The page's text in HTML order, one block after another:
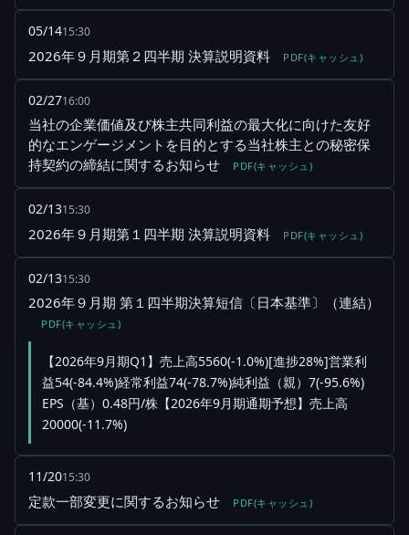
05/1415:30
2026年９月期第２四半期 決算説明資料 PDF(キャッシュ)
02/2716:00
当社の企業価値及び株主共同利益の最大化に向けた友好
的なエンゲージメントを目的とする当社株主との秘密保
持契約の締結に関するお知らせ
PDF(キャッシュ)
02/1315:30
2026年９月期第１四半期 決算説明資料 PDF(キャッシュ)
02/1315:30
2026年９月期 第１四半期決算短信〔日本基準〕（連結）
PDF(キャッシュ)
【2026年9月期Q1】売上高5560(-1.0%)[進捗28%]営業利
益54(-84.4%)経常利益74(-78.7%)純利益（親）7(-95.6%)
EPS（基）0.48円/株【2026年9月期通期予想】売上高
20000(-11.7%)
11/2015:30
定款一部変更に関するお知らせ PDF(キャッシュ)